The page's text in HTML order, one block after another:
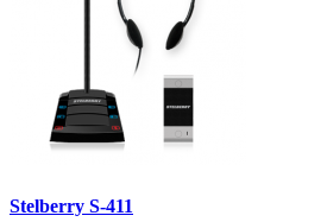
Stelberry S-411